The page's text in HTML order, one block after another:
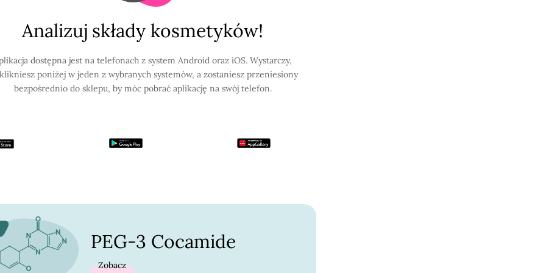
Analizuj składy kosmetyków!
dostępna jest na telefonach z system Android oraz iOS. Wystarczy,
poniżej w jeden z wybranych systemów, a zostaniesz przeniesiony
bezpośrednio do sklepu, by móc pobrać aplikację na swój telefon.
PEG-3 Cocamide
Zobacz